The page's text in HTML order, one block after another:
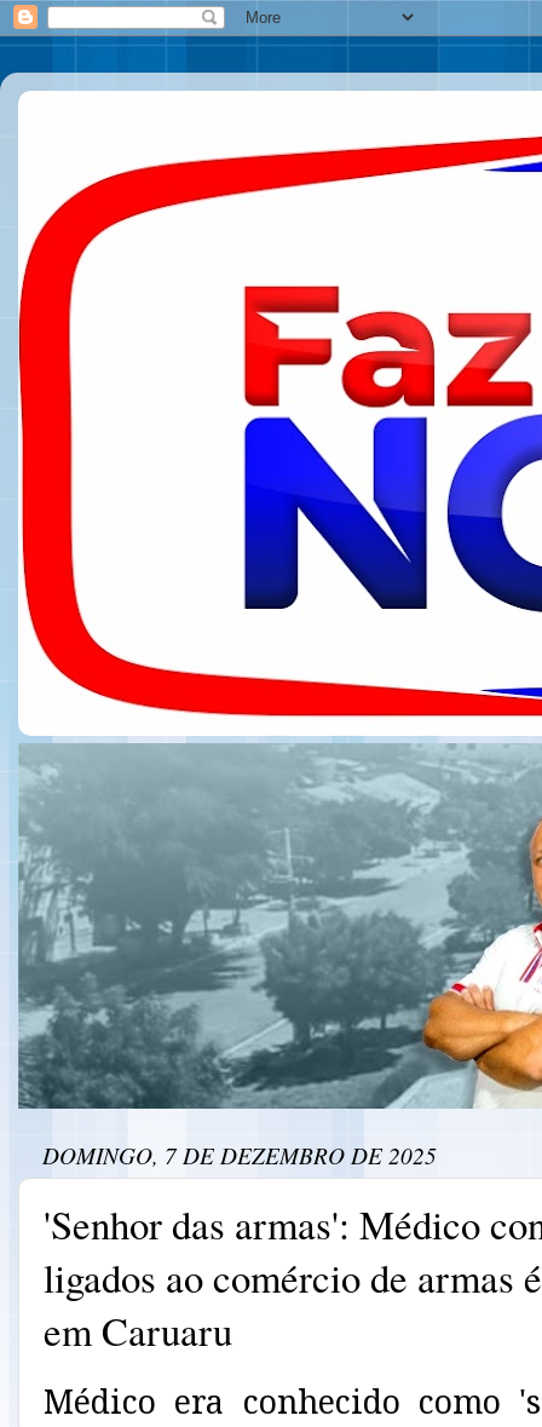
DOMINGO, 7 DE DEZEMBRO DE 2025
'Senhor das armas': Médico
ligados ao comércio de armas
em Caruaru
Médico era conhecido como